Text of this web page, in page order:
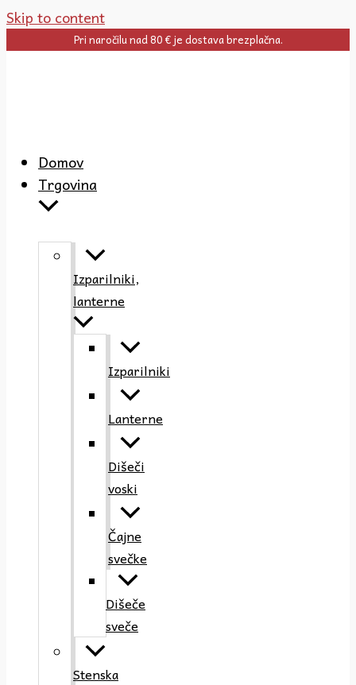
Skip to content
Pri naročilu nad 80 € je dostava brezplačna.
Domov
Trgovina
Izparilniki,
lanterne
Izparilniki
Lanterne
Dišeči
voski
Čajne
svečke
Dišeče
sveče
Stenska